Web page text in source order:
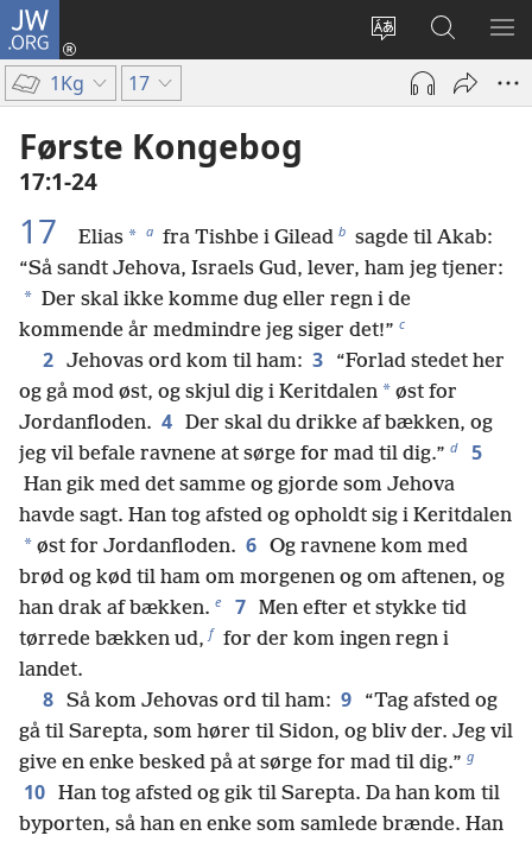
JW.ORG
Vælg
sprog
Log
på
(åbner
Søg
på
JW.ORG
VIS
1Kg 17
Første Kongebog
17:1-24
17 Elias * a fra Tishbe i Gilead b sagde til Akab:
“Så sandt Jehova, Israels Gud, lever, ham jeg tjener:
* Der skal ikke komme dug eller regn i de
kommende år medmindre jeg siger det!” c
2 Jehovas ord kom til ham: 3
“Forlad stedet her
og gå mod øst, og skjul dig i Keritdalen * øst for
Jordanfloden. 4 Der skal du drikke af bækken, og
jeg vil befale ravnene at sørge for mad til dig.” d 5
Han gik med det samme og gjorde som Jehova
havde sagt. Han tog afsted og opholdt sig i Keritdalen
* øst for Jordanfloden. 6 Og ravnene kom med
brød og kød til ham om morgenen og om aftenen, og
han drak af bækken. e 7 Men efter et stykke tid
tørrede bækken ud, f for der kom ingen regn i
landet.
8 Så kom Jehovas ord til ham: 9
“Tag afsted og
gå til Sarepta, som hører til Sidon, og bliv der. Jeg vil
give en enke besked på at sørge for mad til dig.” g
10 Han tog afsted og gik til Sarepta. Da han kom til
byporten, så han en enke som samlede brænde. Han